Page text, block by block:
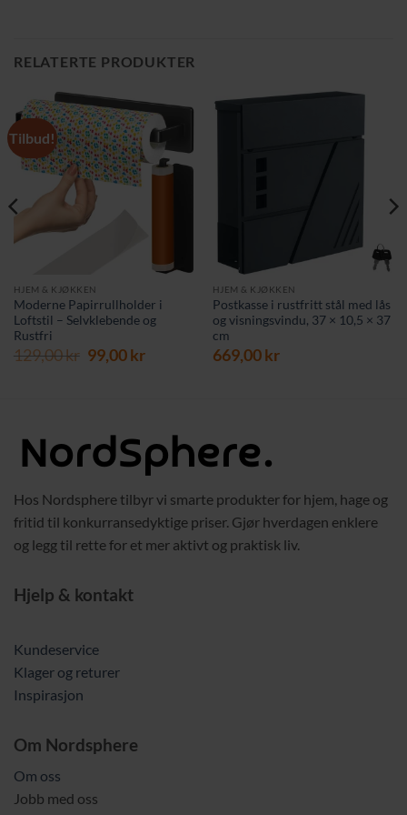
RELATERTE PRODUKTER
Tilbud!
HJEM & KJØKKEN
Moderne Papirrullholder i
Loftstil – Selvklebende og
Rustfri
129,00kr Opprinnelig
99,00krNåværende
HJEM & KJØKKEN
Postkasse i rustfritt stål med lås
og visningsvindu, 37 × 10,5 × 37
cm
669,00kr
Hos Nordsphere tilbyr vi smarte produkter for hjem, hage og
fritid til konkurransedyktige priser. Gjør hverdagen enklere
og legg til rette for et mer aktivt og praktisk liv.
Hjelp & kontakt
Kundeservice
Klager og returer
Inspirasjon
Om Nordsphere
Om oss
Jobb med oss